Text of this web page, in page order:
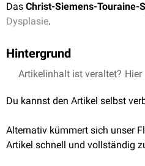
Das Christ-Siemens-Touraine-
Dysplasie.
Hintergrund
Beim Christ-Siemens-
(Hypohidrose), verminderte
Artikelinhalt ist veraltet? Hier
Du kannst den Artikel selbst
Alternativ kümmert sich unser
Artikel schnell und vollständig